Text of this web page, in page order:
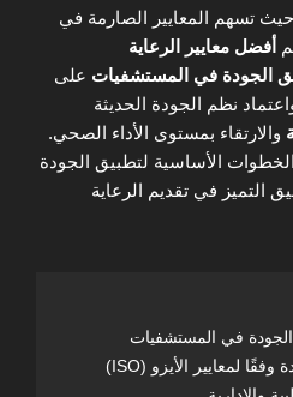
تسهم المعايير الصارمة في
أفضل معايير الرعاية
الجودة في المستشفيات على
نظم الجودة الحديثة
والارتقاء بمستوى الأداء الصحي.
الأساسية لتطبيق الجودة
التميز في تقديم الرعاية
الجودة في المستشفيات